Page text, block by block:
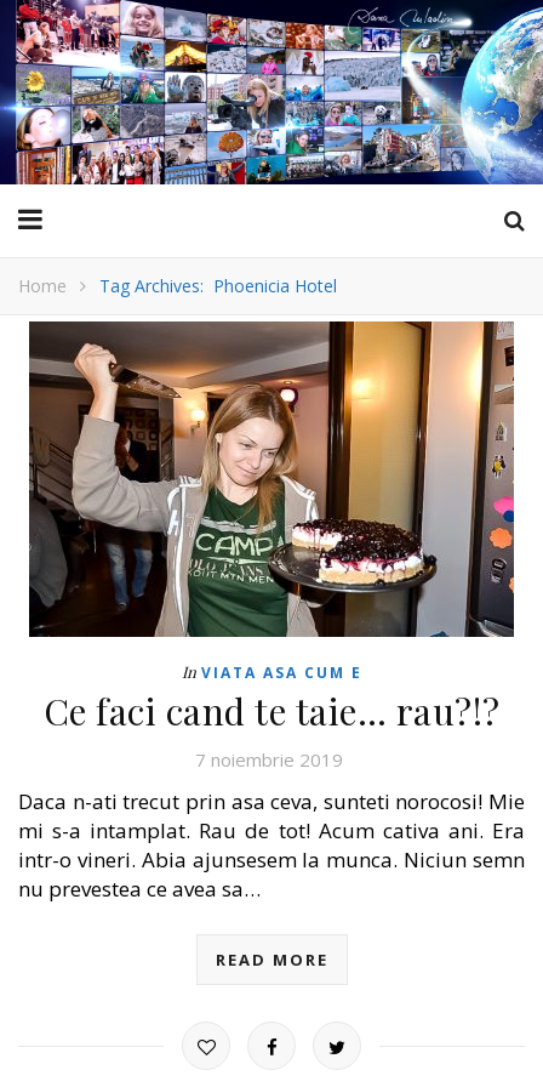
Home Tag Archives: Phoenicia Hotel
In VIATA ASA CUM E
Ce faci cand te taie… rau?!?
7 noiembrie 2019
Daca n-ati trecut prin asa ceva, sunteti norocosi! Mie
mi s-a intamplat. Rau de tot! Acum cativa ani. Era
intr-o vineri. Abia ajunsesem la munca. Niciun semn
nu prevestea ce avea sa…
READ MORE